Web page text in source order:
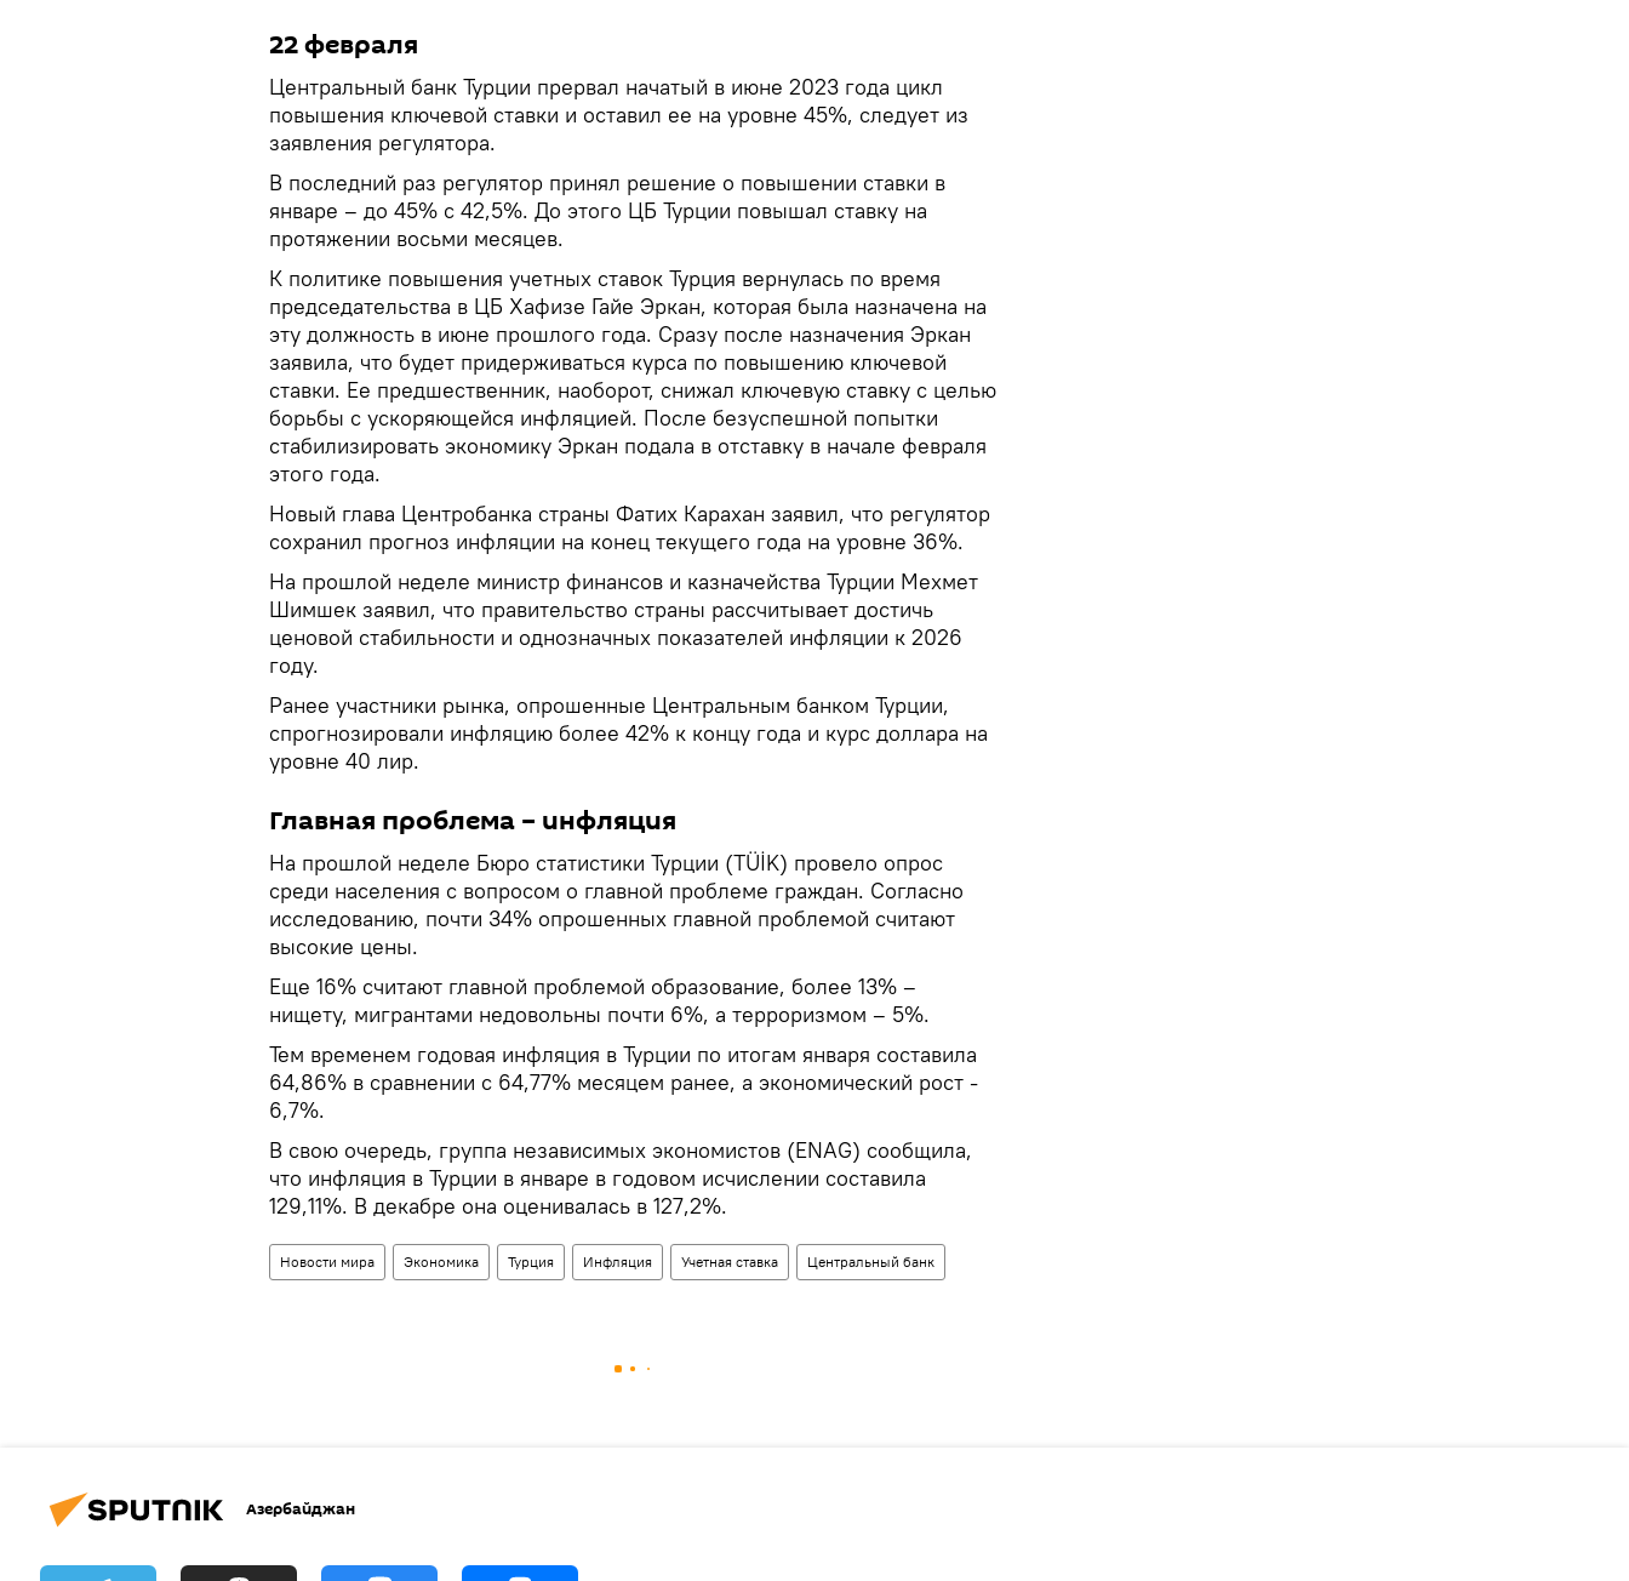
22 февраля
Центральный банк Турции прервал начатый в июне 2023 года цикл
повышения ключевой ставки и оставил ее на уровне 45%, следует из
заявления регулятора.
В последний раз регулятор принял решение о повышении ставки в
январе – до 45% с 42,5%. До этого ЦБ Турции повышал ставку на
протяжении восьми месяцев.
К политике повышения учетных ставок Турция вернулась по время
председательства в ЦБ Хафизе Гайе Эркан, которая была назначена на
эту должность в июне прошлого года. Сразу после назначения Эркан
заявила, что будет придерживаться курса по повышению ключевой
ставки. Ее предшественник, наоборот, снижал ключевую ставку с целью
борьбы с ускоряющейся инфляцией. После безуспешной попытки
стабилизировать экономику Эркан подала в отставку в начале февраля
этого года.
Новый глава Центробанка страны Фатих Карахан заявил, что регулятор
сохранил прогноз инфляции на конец текущего года на уровне 36%.
На прошлой неделе министр финансов и казначейства Турции Мехмет
Шимшек заявил, что правительство страны рассчитывает достичь
ценовой стабильности и однозначных показателей инфляции к 2026
году.
Ранее участники рынка, опрошенные Центральным банком Турции,
спрогнозировали инфляцию более 42% к концу года и курс доллара на
уровне 40 лир.
Главная проблема – инфляция
На прошлой неделе Бюро статистики Турции (TÜİK) провело опрос
среди населения с вопросом о главной проблеме граждан. Согласно
исследованию, почти 34% опрошенных главной проблемой считают
высокие цены.
Еще 16% считают главной проблемой образование, более 13% –
нищету, мигрантами недовольны почти 6%, а терроризмом – 5%.
Тем временем годовая инфляция в Турции по итогам января составила
64,86% в сравнении с 64,77% месяцем ранее, а экономический рост -
6,7%.
В свою очередь, группа независимых экономистов (ENAG) сообщила,
что инфляция в Турции в январе в годовом исчислении составила
129,11%. В декабре она оценивалась в 127,2%.
Новости мира Экономика Турция Инфляция Учетная ставка Центральный банк
Азербайджан